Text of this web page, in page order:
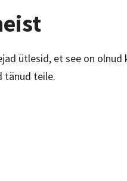
ütlesid, et see on
tänud teile.